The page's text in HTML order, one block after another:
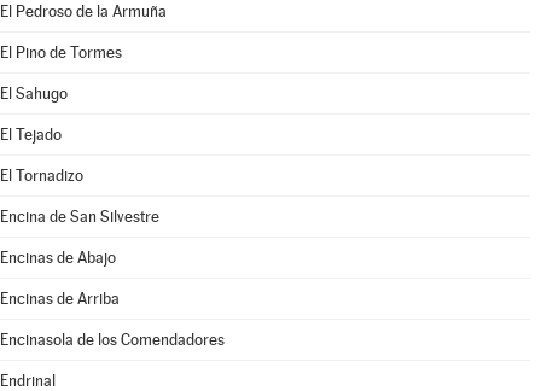
El Pedroso de la Armuña
El Pino de Tormes
El Sahugo
El Tejado
El Tornadizo
Encina de San Silvestre
Encinas de Abajo
Encinas de Arriba
Encinasola de los Comendadores
Endrinal